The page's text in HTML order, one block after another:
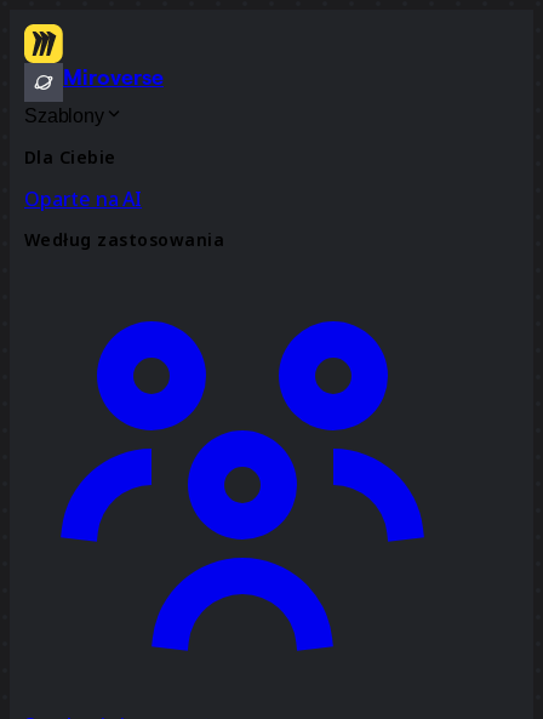
Miroverse
Szablony
Dla Ciebie
Oparte na AI
Według zastosowania